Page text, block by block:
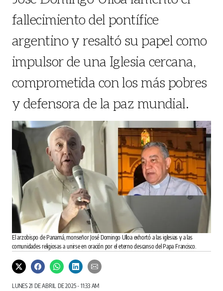
fallecimiento del pontífice
argentino y resaltó su papel como
impulsor de una Iglesia cercana,
comprometida con los más pobres
y defensora de la paz mundial.
El arzobispo de Panamá, monseñor José Domingo Ulloa exhortó a las iglesias y a las
comunidades religiosas a unirse en oración por el eterno descanso del Papa Francisco.
LUNES 21 DE ABRIL DE 2025 - 11:33 AM